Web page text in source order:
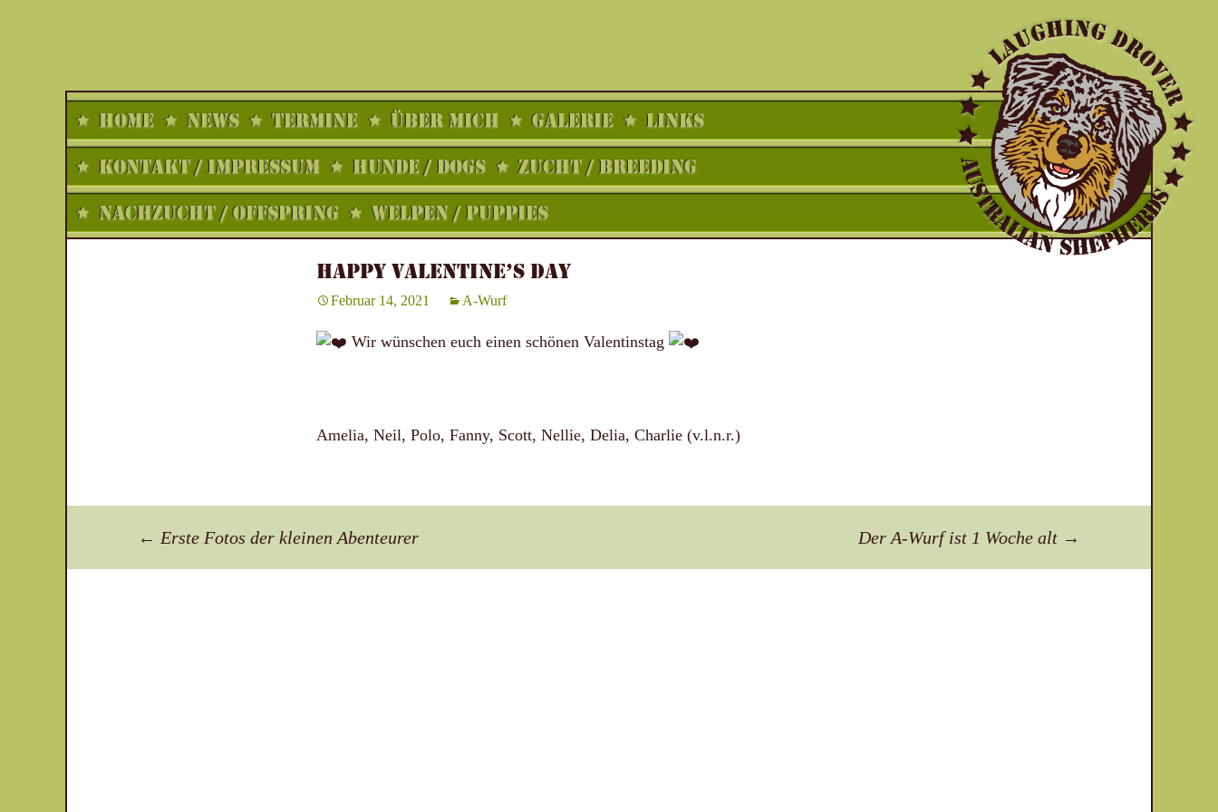
Zum
Inhalt
springen
HOME NEWS TERMINE ÜBER MICH GALERIE
LINKS
KONTAKT / IMPRESSUM
HUNDE / DOGS
ZUCHT / BREEDING
NACHZUCHT / OFFSPRING
WELPEN / PUPPIES
HAPPY VALENTINE’S DAY
Februar 14, 2021 A-Wurf
Wir wünschen euch einen schönen Valentinstag
Amelia, Neil, Polo, Fanny, Scott, Nellie, Delia, Charlie (v.l.n.r.)
Beitragsnavigation
← Erste Fotos der kleinen Abenteurer Der A-Wurf ist 1 Woche alt →